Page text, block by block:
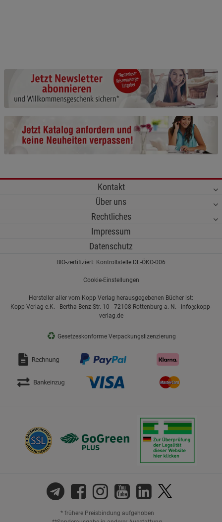
Kontakt
Über uns
Rechtliches
Impressum
Datenschutz
BIO-zertifiziert: Kontrollstelle DE-ÖKO-006
Cookie-Einstellungen
Hersteller aller vom Kopp Verlag herausgegebenen Bücher ist:
Kopp Verlag e.K. - Bertha-Benz-Str. 10 - 72108 Rottenburg a. N. - info@kopp-
verlag.de
♻ Gesetzeskonforme Verpackungslizenzierung
* frühere Preisbindung aufgehoben
Beschreibung Notwendige Cookies
Cookie-Informationenanzeigen
Funktionale Cookies (1) Funktionale
Beschreibung Funktionale Cookies
anzeigen
Statistik Cookies (2) Statistik Cookies
Beschreibung Statistik Cookies
Cookie-Informationen
Marketing Cookies (3)
Datenschutzerklärung Impressum